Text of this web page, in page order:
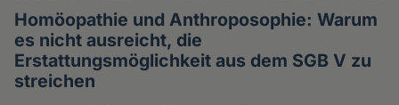
Homöopathie und Anthroposophie: Warum
es nicht ausreicht, die
Erstattungsmöglichkeit aus dem SGB V zu
streichen